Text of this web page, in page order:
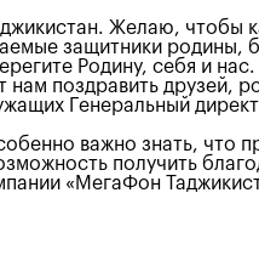
Желаю,
защитники
Родину, себя и
поздравить друзей,
Генеральный
важно знать, что
получить
«МегаФон